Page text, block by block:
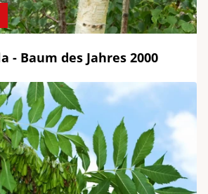
- Baum des Jahres 2000